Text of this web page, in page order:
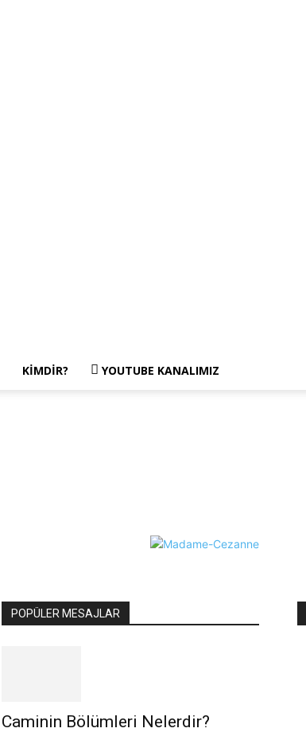
KIMDIR? YOUTUBE KANALIMIZ
POPÜLER MESAJLAR
Caminin Bölümleri Nelerdir?